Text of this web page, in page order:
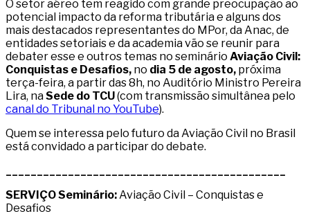
O setor aéreo tem reagido com grande preocupação ao
potencial impacto da reforma tributária e alguns dos
mais destacados representantes do MPor, da Anac, de
entidades setoriais e da academia vão se reunir para
debater esse e outros temas no seminário Aviação Civil:
Conquistas e Desafios, no dia 5 de agosto, próxima
terça-feira, a partir das 8h, no Auditório Ministro Pereira
Lira, naSede do TCU(com transmissão simultânea pelo
canal do Tribunal no YouTube).
Quem se interessa pelo futuro da Aviação Civil no Brasil
está convidado a participar do debate.
SERVIÇOSeminário:Aviação Civil – Conquistas e
Desafios